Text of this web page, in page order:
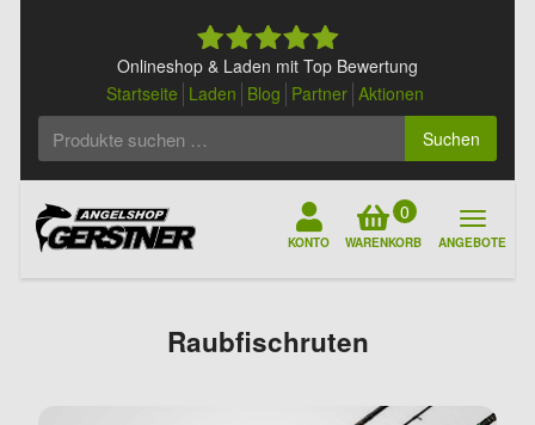
Onlineshop & Laden mit Top Bewertung
Startseite Laden Blog Partner Aktionen
Suchen
KONTO
0
WARENKORB ANGEBOTE
Raubfischruten